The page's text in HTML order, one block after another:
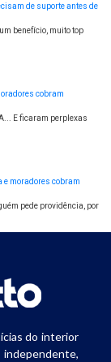
de suporte antes de
benefício, muito top
cobram
E ficaram perplexas
e moradores cobram
pede providência, por
do interior